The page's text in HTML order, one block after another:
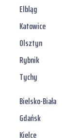
Elbląg
Katowice
Olsztyn
Rybnik
Tychy
Bielsko-Biała
Gdańsk